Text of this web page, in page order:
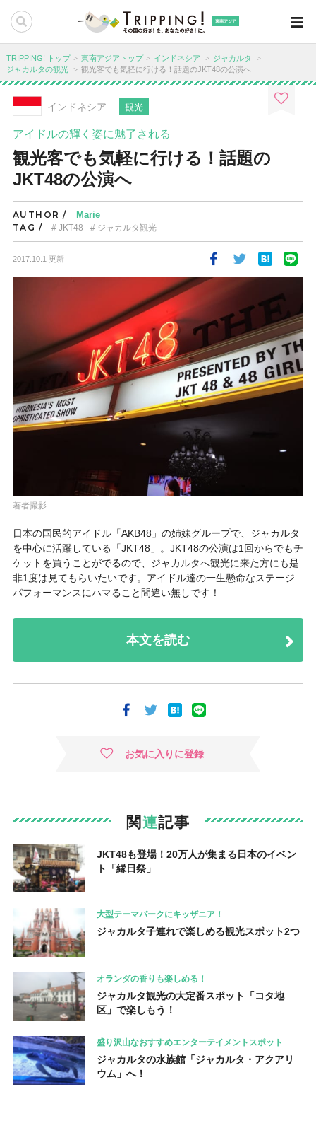
東南アジア
TRIPPING! トップ 東南アジアトップ インドネシア
ジャカルタ
ジャカルタの観光
観光客でも気軽に行ける！話題のJKT48の公演へ
インドネシア 観光
アイドルの輝く姿に魅了される
観光客でも気軽に行ける！話題の
JKT48の公演へ
AUTHOR /
Marie
TAG /
JKT48 ジャカルタ観光
2017.10.1 更新
著者撮影
日本の国民的アイドル「AKB48」の姉妹グループで、ジャカルタ
を中心に活躍している
「JKT48」
。JKT48の公演は1回からでもチ
ケットを買うことがでるので、ジャカルタへ観光に来た方にも是
非1度は見てもらいたいです。アイドル達の一生懸命なステージ
パフォーマンスにハマること間違い無しです！
本文を読む
お気に入りに登録
関連記事
JKT48も登場！20万人が集まる日本のイベン
ト「縁日祭」
大型テーマパークにキッザニア！
ジャカルタ子連れで楽しめる観光スポット2つ
オランダの香りも楽しめる！
ジャカルタ観光の大定番スポット「コタ地
区」で楽しもう！
盛り沢山なおすすめエンターテイメントスポット
ジャカルタの水族館「ジャカルタ・アクアリ
ウム」へ！